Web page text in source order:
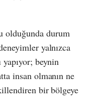
olduğunda durum
yalnızca
beynin
insan olmanın ne
bir bölgeye